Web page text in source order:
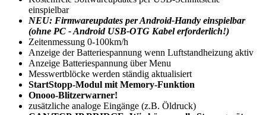
einspielbar
NEU: Firmwareupdates per Android-Handy einspielbar
(ohne PC - Android USB-OTG Kabel erforderlich!)
Zeitenmessung 0-100km/h
Anzeige der Batteriespannung wenn Luftstandheizung aktiv
Anzeige Batteriespannung über Menu
Messwertblöcke werden ständig aktualisiert
StartStopp-Modul mit Memory-Funktion
Onooo-Blitzerwarner!
zusätzliche analoge Eingänge (z.B. Öldruck)